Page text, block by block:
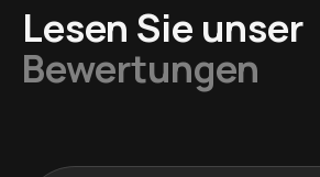
Lesen Sie unser
Bewertungen